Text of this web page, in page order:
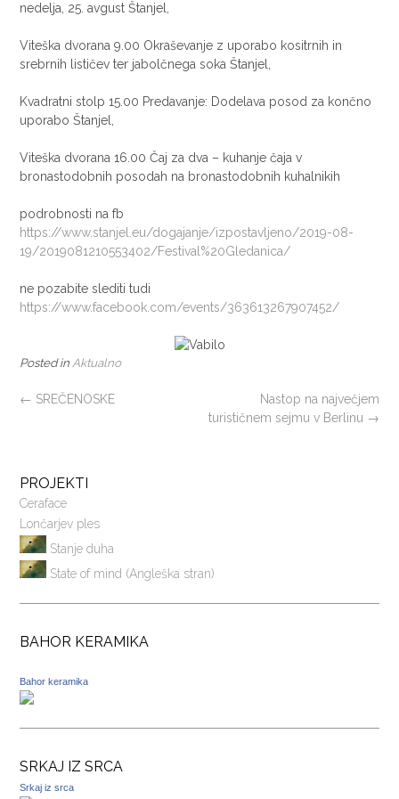
nedelja, 25. avgust Štanjel,
Viteška dvorana 9.00 Okraševanje z uporabo kositrnih in
srebrnih lističev ter jabolčnega soka Štanjel,
Kvadratni stolp 15.00 Predavanje: Dodelava posod za končno
uporabo Štanjel,
Viteška dvorana 16.00 Čaj za dva – kuhanje čaja v
bronastodobnih posodah na bronastodobnih kuhalnikih
podrobnosti na fb
https://www.stanjel.eu/dogajanje/izpostavljeno/2019-08-
19/2019081210553402/Festival%20Gledanica/
ne pozabite slediti tudi
https://www.facebook.com/events/363613267907452/
Posted in Aktualno
POST
Nastop na največjem
turističnem sejmu v Berlinu →
← SREČENOSKE
PROJEKTI
Ceraface
Lončarjev ples
Stanje duha
State of mind (Angleška stran)
BAHOR KERAMIKA
Bahor keramika
SRKAJ IZ SRCA
Srkaj iz srca